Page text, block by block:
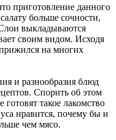
приготовление данного
больше сочности,
выкладываются
своим видом. Исходя
на многих
и разнообразия блюд
Спорить об этом
такое лакомство
нравится, почему бы и
чем мясо.